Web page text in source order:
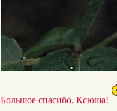
Большое спасибо, Ксюша!